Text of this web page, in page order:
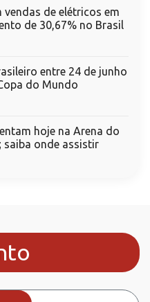
vendas de elétricos em
de 30,67% no Brasil
entre 24 de junho
do Mundo
hoje na Arena do
saiba onde assistir